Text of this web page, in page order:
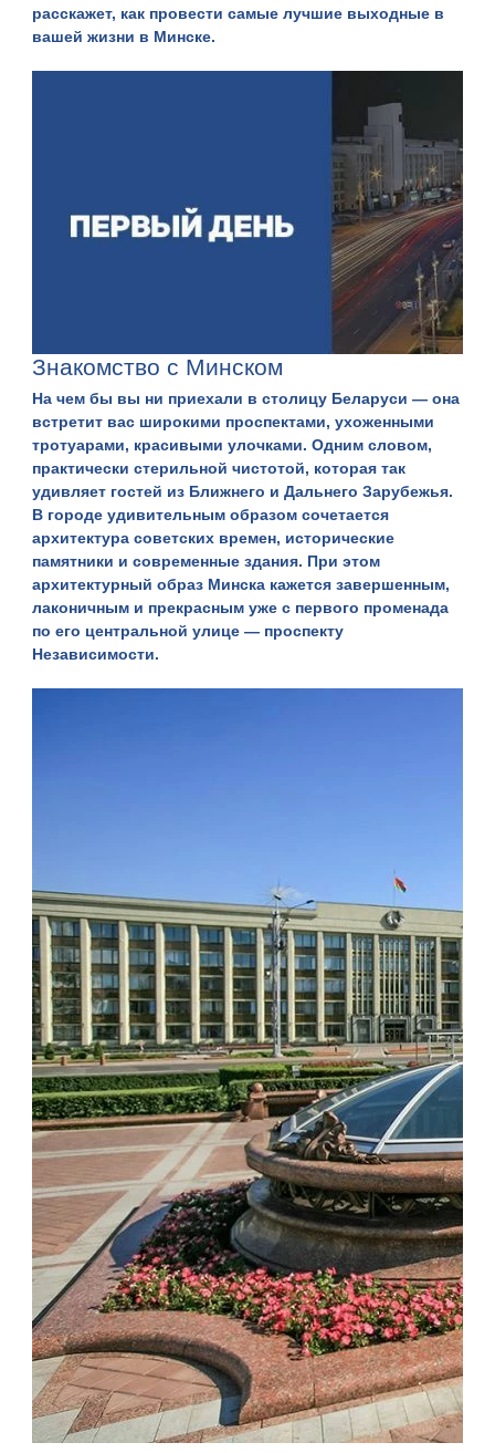
расскажет, как провести самые лучшие выходные в
вашей жизни в Минске.
Знакомство с Минском
На чем бы вы ни приехали встолицу Беларуси — она
встретит вас широкими проспектами, ухоженными
тротуарами, красивыми улочками. Одним словом,
практически стерильной чистотой, которая так
удивляет гостей из Ближнего и Дальнего Зарубежья.
В городе удивительным образом сочетается
архитектура советских времен, исторические
памятники и современные здания. При этом
архитектурный образ Минска кажется завершенным,
лаконичным и прекрасным уже с первого променада
по его центральной улице — проспекту
Независимости.